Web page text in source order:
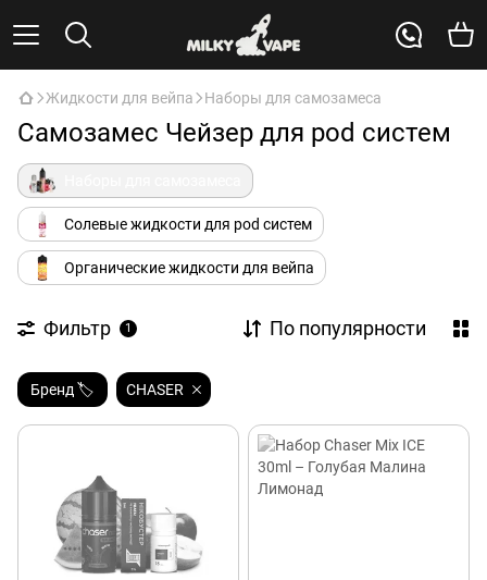
Жидкости для вейпа Наборы для самозамеса
Самозамес Чейзер для pod систем
Солевые жидкости для pod систем
Органические жидкости для вейпа
Фильтр 1 По популярности
Бренд 🏷️ CHASER